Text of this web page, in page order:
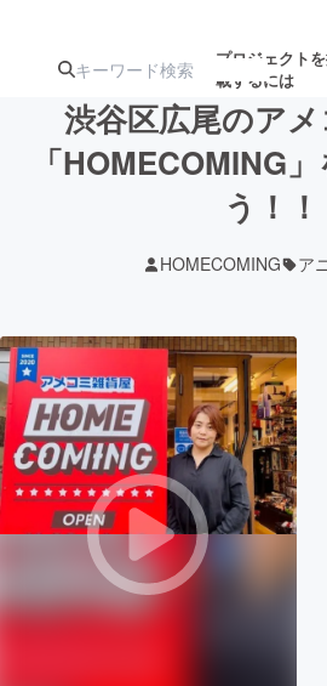
プロジェクト
載するには
注目の新着プロ
ジェクト
募
テクノロジー・ガジェット
映像・映画
ビジネス・起業
まちづくり・地域活性化
渋谷区広尾のア
「HOMECOMING
う！！
HOMECOMING ア